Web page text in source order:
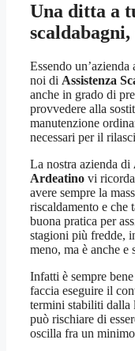
Una ditta a
Essendo un’azienda
noi di Assistenza
anche in grado di
provvedere alla
manutenzione
necessari per il
La nostra azienda di
Ardeatino vi
avere sempre la
riscaldamento e che
buona pratica per
stagioni più fredde,
meno, ma è anche
Infatti è sempre
faccia eseguire il
termini stabiliti dalla
può rischiare di
oscilla fra un